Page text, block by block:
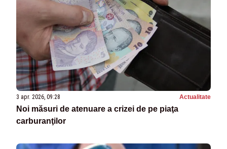
3 apr. 2026, 09:28 Actualitate
Noi măsuri de atenuare a crizei de pe piaţa
carburanţilor